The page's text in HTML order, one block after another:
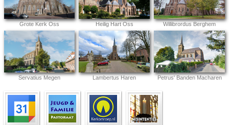
Grote Kerk Oss Heilig Hart Oss Willibrordus Berghem
Servatius Megen Lambertus Haren Petrus' Banden Macharen